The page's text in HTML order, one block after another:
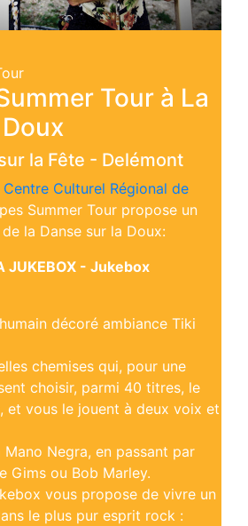
Tour à La
la Fête - Delémont
Centre Culturel Régional de
Summer Tour propose un
la Danse sur la Doux:
JUKEBOX - Jukebox
décoré ambiance Tiki
chemises qui, pour une
choisir, parmi 40 titres, le
et vous le jouent à deux voix et
Negra, en passant par
Gims ou Bob Marley.
vous propose de vivre un
le plus pur esprit rock :